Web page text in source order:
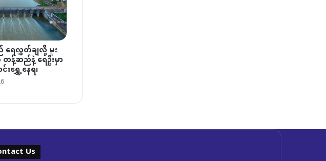
ေလွှတ်ချလို့ မူး
တန့်ဆည်နဲ့ ရေဦးမှာ
းရွှေ့နေရ၊
Us